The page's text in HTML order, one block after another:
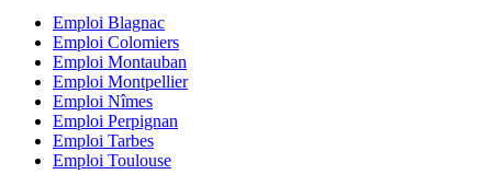
Emploi Blagnac
Emploi Colomiers
Emploi Montauban
Emploi Montpellier
Emploi Nîmes
Emploi Perpignan
Emploi Tarbes
Emploi Toulouse